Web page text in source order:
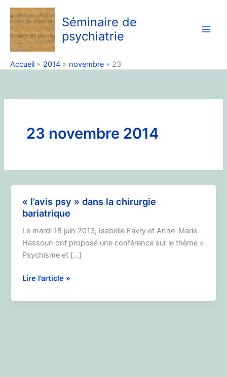
Aller
contenu
Séminaire de
psychiatrie
Accueil 2014 novembre 23
23 novembre 2014
« l’avis psy » dans la chirurgie
bariatrique
Le mardi 18 juin 2013, Isabelle Favry et Anne-Marie
Hassoun ont proposé une conférence sur le thème «
Psychisme et […]
«
psy
Lire l’article »